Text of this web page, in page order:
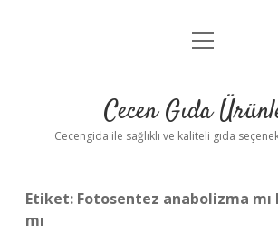
Anasayfa
Yasal Uyarı
menüyü
Cecen Gıda
Cecengida ile sağlıklı ve kaliteli gıda
Etiket: Fotosentez anabolizma
mı